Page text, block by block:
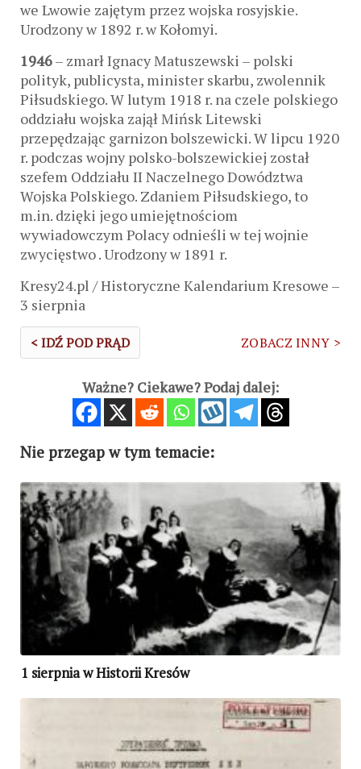
we Lwowie zajętym przez wojska rosyjskie.
Urodzony w 1892 r. w Kołomyi.
1946– zmarł Ignacy Matuszewski – polski
polityk, publicysta, minister skarbu, zwolennik
Piłsudskiego. W lutym 1918 r. na czele polskiego
oddziału wojska zajął Mińsk Litewski
przepędzając garnizon bolszewicki. W lipcu 1920
r. podczas wojny polsko-bolszewickiej został
szefem Oddziału II Naczelnego Dowództwa
Wojska Polskiego. Zdaniem Piłsudskiego, to
m.in. dzięki jego umiejętnościom
wywiadowczym Polacy odnieśli w tej wojnie
zwycięstwo . Urodzony w 1891 r.
Kresy24.pl / Historyczne Kalendarium Kresowe –
3 sierpnia
< IDŹ POD PRĄD ZOBACZ INNY >
Ważne? Ciekawe? Podaj dalej:
Nie przegap w tym temacie:
1 sierpnia w Historii Kresów